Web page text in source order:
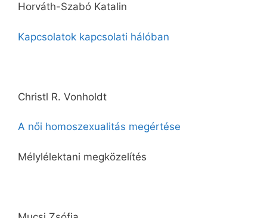
Horváth-Szabó Katalin
Kapcsolatok kapcsolati hálóban
Christl R. Vonholdt
A női homoszexualitás megértése
Mélylélektani megközelítés